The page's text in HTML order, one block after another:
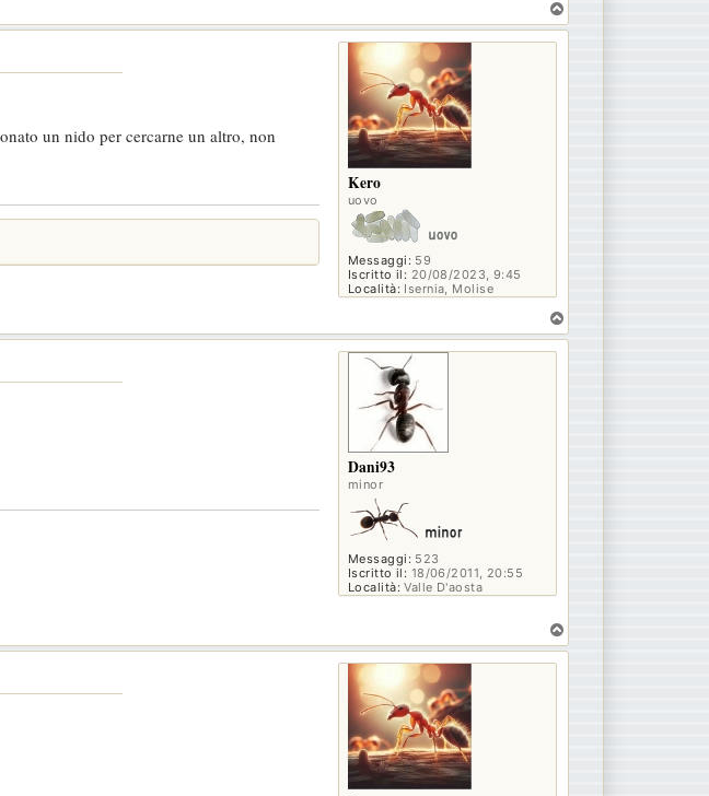
o
Kero
uovo
Messaggi: 59
Iscritto il: 20/08/2023, 9:45
Località: Isernia, Molise
un nido per cercarne un altro, non
o
Dani93
minor
Messaggi: 523
Iscritto il: 18/06/2011, 20:55
Località: Valle D'aosta
o